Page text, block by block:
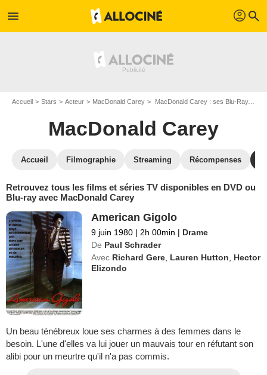
menu profil search
Accueil Stars Acteur MacDonald Carey MacDonald Carey : ses Blu-Ray, DVD, VOD, SVOD
MacDonald Carey
Accueil Filmographie Streaming Récompenses
Retrouvez tous les films et séries TV disponibles en DVD ou
Blu-ray avec MacDonald Carey
American Gigolo
9 juin 1980 | 2h 00min | Drame
De Paul Schrader
Avec Richard Gere Lauren Hutton
Hector
Elizondo
Un beau ténébreux loue ses charmes à des femmes dans le
besoin. L'une d'elles va lui jouer un mauvais tour en réfutant son
alibi pour un meurtre qu'il n'a pas commis.